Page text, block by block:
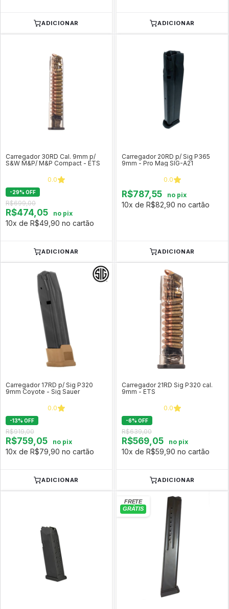
ADICIONAR ADICIONAR
Carregador 30RD Cal. 9mm p/
S&W M&P/ M&P Compact - ETS
0.0
-29% OFF
R$699,00
R$474,05 no pix
10x de R$49,90 no cartão
ADICIONAR
Carregador 20RD p/ Sig P365
9mm - Pro Mag SIG-A21
0.0
R$787,55 no pix
10x de R$82,90 no cartão
ADICIONAR
Carregador 17RD p/ Sig P320
9mm Coyote - Sig Sauer
0.0
-13% OFF
R$919,00
R$759,05 no pix
10x de R$79,90 no cartão
ADICIONAR
Carregador 21RD Sig P320 cal.
9mm - ETS
0.0
-6% OFF
R$639,00
R$569,05 no pix
10x de R$59,90 no cartão
ADICIONAR